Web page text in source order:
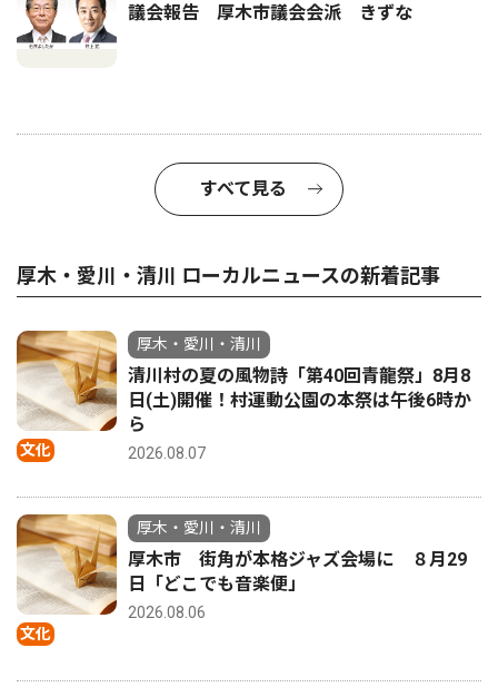
議会報告 厚木市議会会派 きずな
すべて見る
厚木・愛川・清川 ローカルニュースの新着記事
文化
厚木・愛川・清川
清川村の夏の風物詩「第40回青龍祭」8月8
日(土)開催！村運動公園の本祭は午後6時か
ら
2026.08.07
文化
厚木・愛川・清川
厚木市 街角が本格ジャズ会場に ８月29
日「どこでも音楽便」
2026.08.06